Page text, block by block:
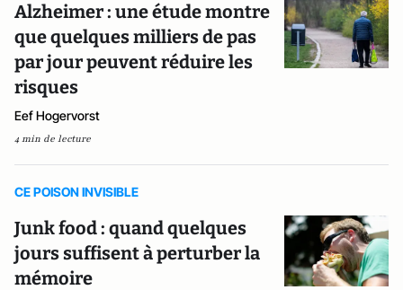
Alzheimer : une étude montre
que quelques milliers de pas
par jour peuvent réduire les
risques
Eef Hogervorst
4 min de lecture
CE POISON INVISIBLE
Junk food : quand quelques
jours suffisent à perturber la
mémoire